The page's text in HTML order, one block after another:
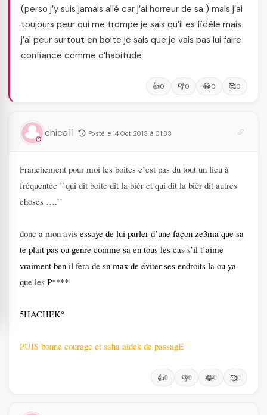
(perso j’y suis jamais allé car j’ai horreur de sa ) mais j’ai
toujours peur qui me trompe je sais qu’il es fidèle mais
j’ai peur surtout en boite je sais que je vais pas lui faire
confiance comme d’habitude
👍0 👎0 😂0 🥰0
chica11 Posté le 14 Oct 2013 à 01:33
Franchement pour moi les boites c’est pas du tout un lieu à
fréquentée ’’qui dit boite dit la bièr et qui dit la bièr dit autres
choses ….’’
donc a mon avis essaye de lui parler d’une façon ze3ma que sa
te plait pas ou genre comme sa en tous les cas s’il t’aime
vraiment ben il fera de sn max de éviter ses endroits la ou ya
que les P****
5HACHEK°
PUIS bonne courage et saha aidek de passagE
👍0 👎0 😂0 🥰0